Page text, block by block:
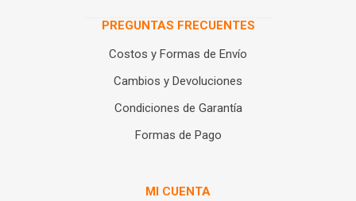
PREGUNTAS FRECUENTES
Costos y Formas de Envío
Cambios y Devoluciones
Condiciones de Garantía
Formas de Pago
MI CUENTA